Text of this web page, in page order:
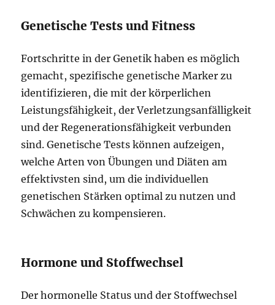
Genetische Tests und Fitness
Fortschritte in der Genetik haben es möglich
gemacht, spezifische genetische Marker zu
identifizieren, die mit der körperlichen
Leistungsfähigkeit, der Verletzungsanfälligkeit
und der Regenerationsfähigkeit verbunden
sind. Genetische Tests können aufzeigen,
welche Arten von Übungen und Diäten am
effektivsten sind, um die individuellen
genetischen Stärken optimal zu nutzen und
Schwächen zu kompensieren.
Hormone und Stoffwechsel
Der hormonelle Status und der Stoffwechsel